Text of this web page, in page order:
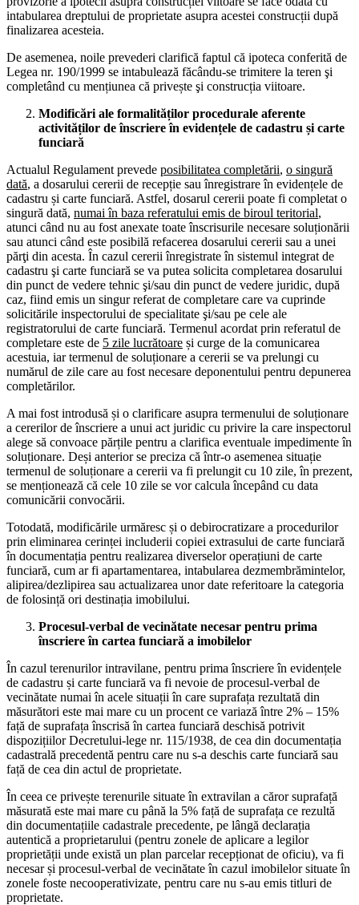
intabularea dreptului de proprietate asupra acestei construcții după
finalizarea acesteia.
De asemenea, noile prevederi clarifică faptul că ipoteca conferită de
Legea nr. 190/1999 se intabulează făcându-se trimitere la teren şi
completând cu mențiunea că privește şi construcția viitoare.
Modificări ale formalităților procedurale aferente
activităților de înscriere în evidențele de cadastru și carte
funciară
Actualul Regulament prevede posibilitatea completării, o singură
dată, a dosarului cererii de recepție sau înregistrare în evidențele de
cadastru și carte funciară. Astfel, dosarul cererii poate fi completat o
singură dată, numai în baza referatului emis de biroul teritorial,
atunci când nu au fost anexate toate înscrisurile necesare soluționării
sau atunci când este posibilă refacerea dosarului cererii sau a unei
părţi din acesta. În cazul cererii înregistrate în sistemul integrat de
cadastru şi carte funciară se va putea solicita completarea dosarului
din punct de vedere tehnic şi/sau din punct de vedere juridic, după
caz, fiind emis un singur referat de completare care va cuprinde
solicitările inspectorului de specialitate şi/sau pe cele ale
registratorului de carte funciară. Termenul acordat prin referatul de
completare este de 5 zile lucrătoare și curge de la comunicarea
acestuia, iar termenul de soluționare a cererii se va prelungi cu
numărul de zile care au fost necesare deponentului pentru depunerea
completărilor.
A mai fost introdusă și o clarificare asupra termenului de soluționare
a cererilor de înscriere a unui act juridic cu privire la care inspectorul
alege să convoace părțile pentru a clarifica eventuale impedimente în
soluționare. Deși anterior se preciza că într-o asemenea situație
termenul de soluționare a cererii va fi prelungit cu 10 zile, în prezent,
se menționează că cele 10 zile se vor calcula începând cu data
comunicării convocării.
Totodată, modificările urmăresc și o debirocratizare a procedurilor
prin eliminarea cerinței includerii copiei extrasului de carte funciară
în documentația pentru realizarea diverselor operațiuni de carte
funciară, cum ar fi apartamentarea, intabularea dezmembrămintelor,
alipirea/dezlipirea sau actualizarea unor date referitoare la categoria
de folosință ori destinația imobilului.
Procesul-verbal de vecinătate necesar pentru prima
înscriere în cartea funciară a imobilelor
În cazul terenurilor intravilane, pentru prima înscriere în evidențele
de cadastru și carte funciară va fi nevoie de procesul-verbal de
vecinătate numai în acele situații în care suprafața rezultată din
măsurători este mai mare cu un procent ce variază între 2% – 15%
față de suprafața înscrisă în cartea funciară deschisă potrivit
dispozițiilor Decretului-lege nr. 115/1938, de cea din documentația
cadastrală precedentă pentru care nu s-a deschis carte funciară sau
față de cea din actul de proprietate.
În ceea ce privește terenurile situate în extravilan a căror suprafață
măsurată este mai mare cu până la 5% față de suprafața ce rezultă
din documentațiile cadastrale precedente, pe lângă declarația
autentică a proprietarului (pentru zonele de aplicare a legilor
proprietății unde există un plan parcelar recepționat de oficiu), va fi
necesar și procesul-verbal de vecinătate în cazul imobilelor situate în
zonele foste necooperativizate, pentru care nu s-au emis titluri de
proprietate.